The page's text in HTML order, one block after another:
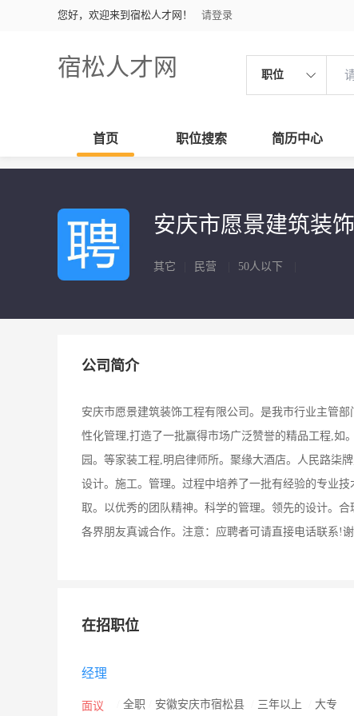
您好，欢迎来到宿松人才网！ 请登录
宿松人才网 职位
首页 职位搜索 简历中心
安庆市愿景建筑装
其它 民营 50人以下
公司简介
安庆市愿景建筑装饰工程有限公司。是我市行业主管
性化管理,打造了一批赢得市场广泛赞誉的精品工程,如
园。等家装工程,明启律师所。聚缘大酒店。人民路柒
设计。施工。管理。过程中培养了一批有经验的专业
取。以优秀的团队精神。科学的管理。领先的设计。
各界朋友真诚合作。注意：应聘者可请直接电话联系!
在招职位
经理
面议 全职 安徽安庆市宿松县 三年以上 大专